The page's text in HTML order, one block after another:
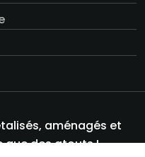
aménagés et
que des atouts !